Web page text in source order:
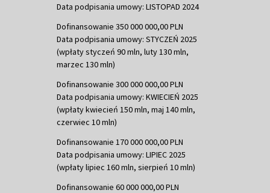
Data podpisania umowy: LISTOPAD 2024
Dofinansowanie 350 000 000,00 PLN
Data podpisania umowy: STYCZEŃ 2025
(wpłaty styczeń 90 mln, luty 130 mln,
marzec 130 mln)
Dofinansowanie 300 000 000,00 PLN
Data podpisania umowy: KWIECIEŃ 2025
(wpłaty kwiecień 150 mln, maj 140 mln,
czerwiec 10 mln)
Dofinansowanie 170 000 000,00 PLN
Data podpisania umowy: LIPIEC 2025
(wpłaty lipiec 160 mln, sierpień 10 mln)
Dofinansowanie 60 000 000,00 PLN